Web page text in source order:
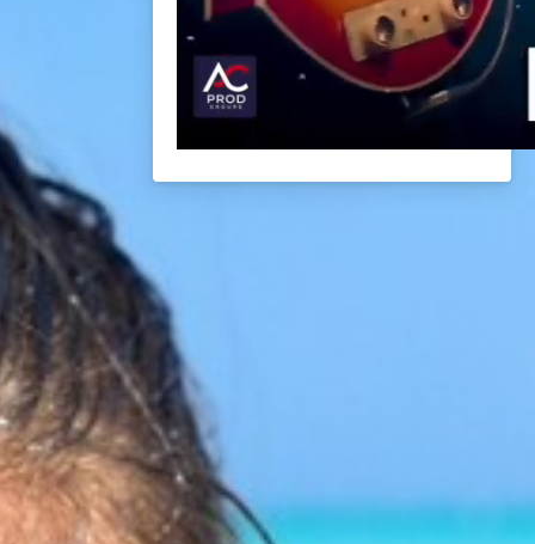
BACK
BROCHURES TOURISTIQUES